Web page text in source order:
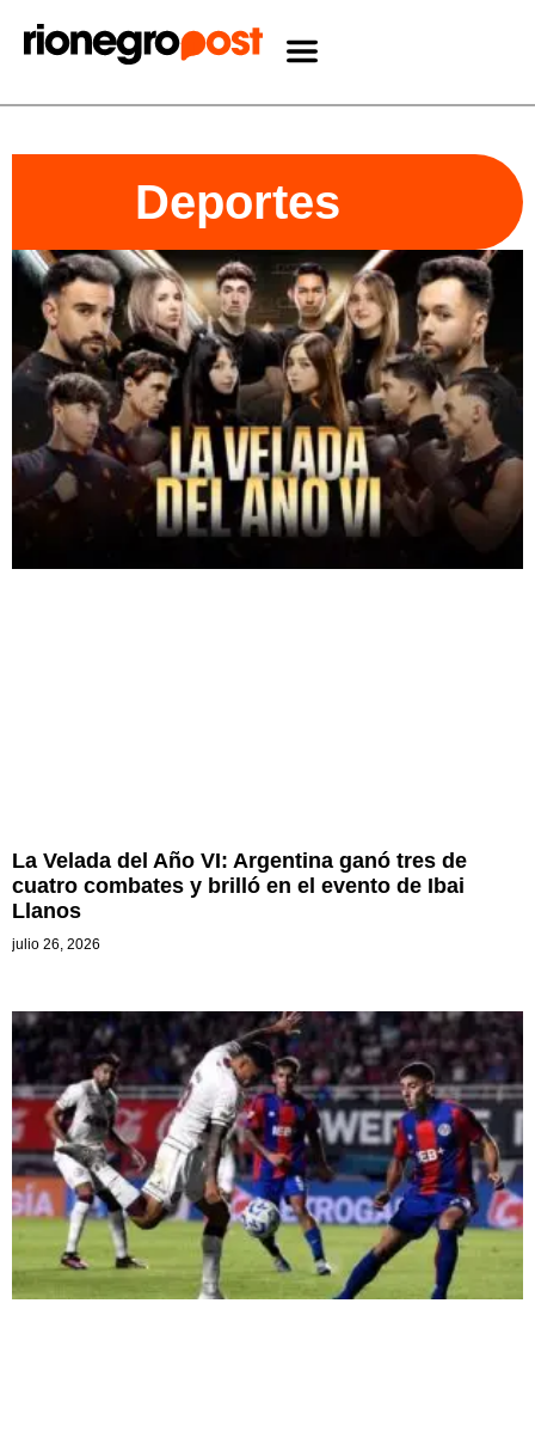
Deportes
La Velada del Año VI: Argentina ganó tres de
cuatro combates y brilló en el evento de Ibai
Llanos
julio 26, 2026